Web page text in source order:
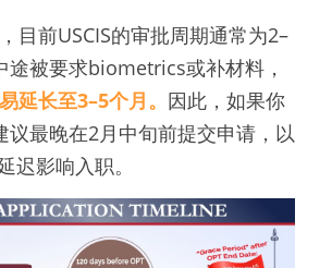
目前USCIS的审批周期通常为2–
途被要求biometrics或补材料，
延长至3–5个月。 因此，如果你
议最晚在2月中旬前提交申请，以
迟影响入职。